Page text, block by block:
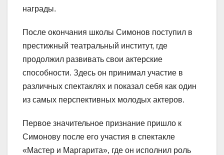
награды.
После окончания школы Симонов поступил в
престижный театральный институт, где
продолжил развивать свои актерские
способности. Здесь он принимал участие в
различных спектаклях и показал себя как один
из самых перспективных молодых актеров.
Первое значительное признание пришло к
Симонову после его участия в спектакле
«Мастер и Маргарита», где он исполнил роль